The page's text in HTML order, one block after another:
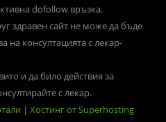
dofollow връзка.
здравен сайт не може да бъде
на консултацията с лекар-
и да било действия за
с лекар.
| Хостинг от Superhosting